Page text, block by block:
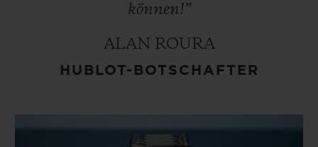
können!”
ALAN ROURA
HUBLOT-BOTSCHAFTER